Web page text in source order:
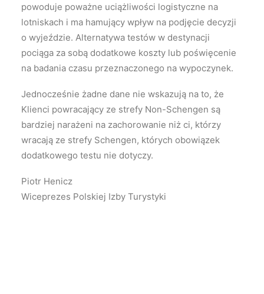
powoduje poważne uciążliwości logistyczne na
lotniskach i ma hamujący wpływ na podjęcie decyzji
o wyjeździe. Alternatywa testów w destynacji
pociąga za sobą dodatkowe koszty lub poświęcenie
na badania czasu przeznaczonego na wypoczynek.
Jednocześnie żadne dane nie wskazują na to, że
Klienci powracający ze strefy Non-Schengen są
bardziej narażeni na zachorowanie niż ci, którzy
wracają ze strefy Schengen, których obowiązek
dodatkowego testu nie dotyczy.
Piotr Henicz
Wiceprezes Polskiej Izby Turystyki